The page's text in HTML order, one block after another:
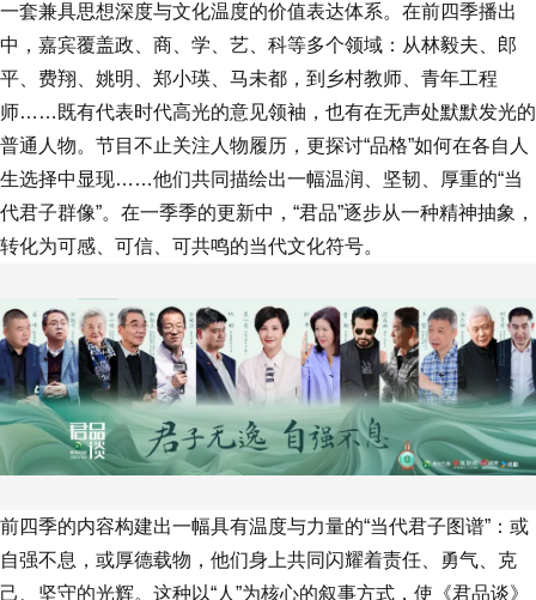
一套兼具思想深度与文化温度的价值表达体系。在前四季播出
中，嘉宾覆盖政、商、学、艺、科等多个领域：从林毅夫、郎
平、费翔、姚明、郑小瑛、马未都，到乡村教师、青年工程
师……既有代表时代高光的意见领袖，也有在无声处默默发光的
普通人物。节目不止关注人物履历，更探讨“品格”如何在各自人
生选择中显现……他们共同描绘出一幅温润、坚韧、厚重的“当
代君子群像”。在一季季的更新中，“君品”逐步从一种精神抽象，
转化为可感、可信、可共鸣的当代文化符号。
前四季的内容构建出一幅具有温度与力量的“当代君子图谱”：或
自强不息，或厚德载物，他们身上共同闪耀着责任、勇气、克
己、坚守的光辉。这种以“人”为核心的叙事方式，使《君品谈》